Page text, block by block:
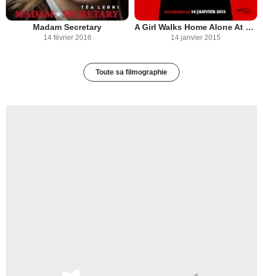
Madam Secretary
14 février 2016
A Girl Walks Home Alone At Night
14 janvier 2015
Toute sa filmographie